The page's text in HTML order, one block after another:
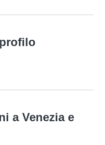
a Venezia e